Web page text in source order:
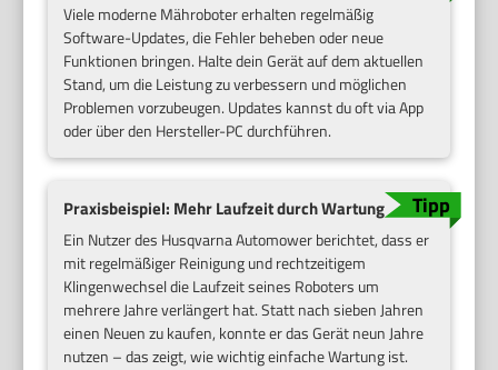
Viele moderne Mähroboter erhalten regelmäßig
Software-Updates, die Fehler beheben oder neue
Funktionen bringen. Halte dein Gerät auf dem aktuellen
Stand, um die Leistung zu verbessern und möglichen
Problemen vorzubeugen. Updates kannst du oft via App
oder über den Hersteller-PC durchführen.
Praxisbeispiel: Mehr Laufzeit durch Wartung
Ein Nutzer des Husqvarna Automower berichtet, dass er
mit regelmäßiger Reinigung und rechtzeitigem
Klingenwechsel die Laufzeit seines Roboters um
mehrere Jahre verlängert hat. Statt nach sieben Jahren
einen Neuen zu kaufen, konnte er das Gerät neun Jahre
nutzen – das zeigt, wie wichtig einfache Wartung ist.